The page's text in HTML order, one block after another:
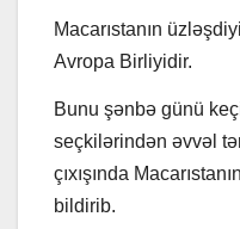
Macarıstanın
Avropa Birliyidir.
Bunu şənbə günü
seçkilərindən əvvəl
çıxışında
bildirib.